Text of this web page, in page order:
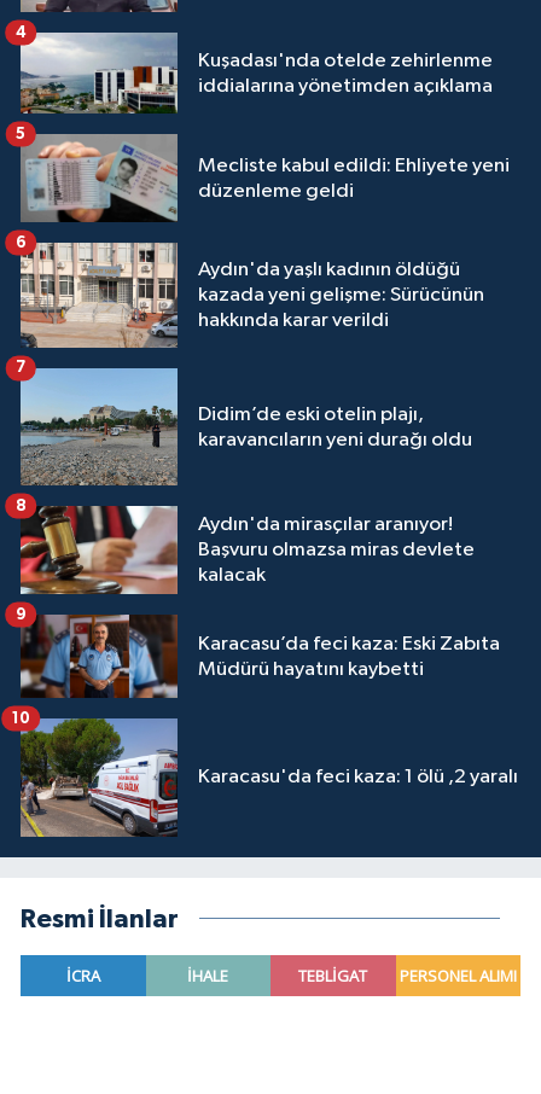
Kuşadası'nda otelde zehirlenme
iddialarına yönetimden açıklama
4
Mecliste kabul edildi: Ehliyete yeni
düzenleme geldi
5
Aydın'da yaşlı kadının öldüğü
kazada yeni gelişme: Sürücünün
hakkında karar verildi
6
Didim’de eski otelin plajı,
karavancıların yeni durağı oldu
7
Aydın'da mirasçılar aranıyor!
Başvuru olmazsa miras devlete
kalacak
8
Karacasu’da feci kaza: Eski Zabıta
Müdürü hayatını kaybetti
9
Karacasu'da feci kaza: 1 ölü ,2 yaralı
10
Resmi İlanlar